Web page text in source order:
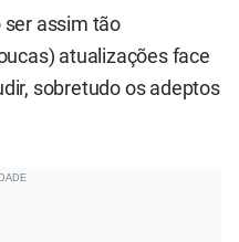
ser assim tão
atualizações face
sobretudo os adeptos